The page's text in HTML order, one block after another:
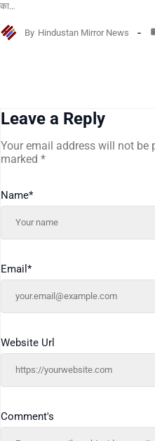
का…
By Hindustan Mirror News
Leave a Reply
Your email address will not be
marked *
Comment's
Name*
Email *
Website Url